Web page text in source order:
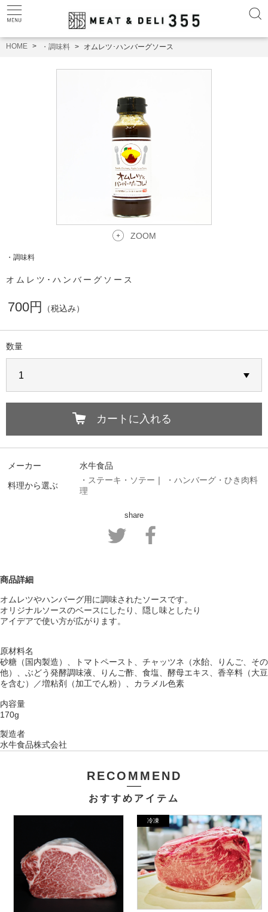
HOME ・調味料 オムレツ･ハンバーグソース
ZOOM
・調味料
オムレツ･ハンバーグソース
700円 （税込み）
数量
カートに入れる
メーカー 水牛食品
料理から選ぶ
・ステーキ・ソテー ｜
・ハンバーグ・ひき肉料
理
share
商品詳細
オムレツやハンバーグ用に調味されたソースです。
オリジナルソースのベースにしたり、隠し味としたり
アイデアで使い方が広がります。
原材料名
砂糖（国内製造）、トマトペースト、チャッツネ（水飴、りんご、その
他）、ぶどう発酵調味液、りんご酢、食塩、酵母エキス、香辛料（大豆
を含む）／増粘剤（加工でん粉）、カラメル色素
内容量
170g
製造者
水牛食品株式会社
RECOMMEND
おすすめアイテム